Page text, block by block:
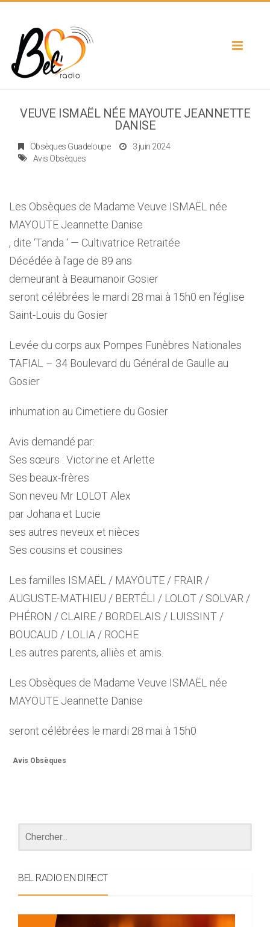
Toggle
VEUVE ISMAËL NÉE MAYOUTE JEANNETTE
DANISE
Obsèques Guadeloupe
3 juin 2024
Avis Obsèques
Les Obsèques de Madame Veuve ISMAËL née
MAYOUTE Jeannette Danise
, dite ‘Tanda ‘ — Cultivatrice Retraitée
Décédée à l’age de 89 ans
demeurant à Beaumanoir Gosier
seront célébrées le mardi 28 mai à 15h0 en l’église
Saint-Louis du Gosier
Levée du corps aux Pompes Funèbres Nationales
TAFIAL – 34 Boulevard du Général de Gaulle au
Gosier
inhumation au Cimetiere du Gosier
Avis demandé par:
Ses sœurs : Victorine et Arlette
Ses beaux-frères
Son neveu Mr LOLOT Alex
par Johana et Lucie
ses autres neveux et nièces
Ses cousins et cousines
Les familles ISMAËL / MAYOUTE / FRAIR /
AUGUSTE-MATHIEU / BERTÉLI / LOLOT / SOLVAR /
PHÉRON / CLAIRE / BORDELAIS / LUISSINT /
BOUCAUD / LOLIA / ROCHE
Les autres parents, alliès et amis.
Les Obsèques de Madame Veuve ISMAËL née
MAYOUTE Jeannette Danise
seront célébrées le mardi 28 mai à 15h0
Avis Obsèques
BEL RADIO EN DIRECT